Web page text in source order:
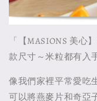
「【MASIONS 美心
款尺寸～米粒都有入
像我們家裡平常愛吃
可以將燕麥片和奇亞